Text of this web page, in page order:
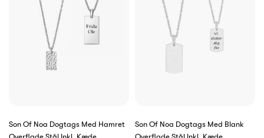
Son Of Noa Dogtags Med Hamret
Son Of Noa Dogtags Med Blank